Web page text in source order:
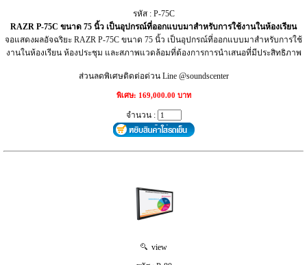
รหัส : P-75C
RAZR P-75C ขนาด 75 นิ้ว เป็นอุปกรณ์ที่ออกแบบมาสำหรับการใช้งานในห้องเรียน
จอแสดงผลอัจฉริยะ RAZR P-75C ขนาด 75 นิ้ว เป็นอุปกรณ์ที่ออกแบบมาสำหรับการใช้
งานในห้องเรียน ห้องประชุม และสภาพแวดล้อมที่ต้องการการนำเสนอที่มีประสิทธิภาพ
ส่วนลดพิเศษติดต่อด่วน Line @soundscenter
พิเศษ: 169,000.00 บาท
จำนวน :
view